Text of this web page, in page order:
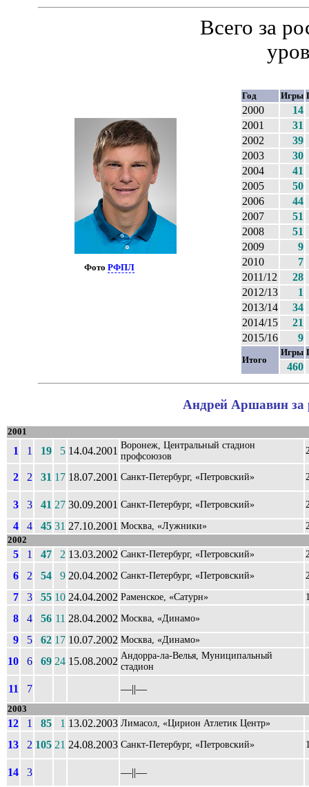
ФотоРФПЛ
Всего за
Год Игры
2000
14
2001
31
2002
39
2003
30
2004
41
2005
50
2006
44
2007
51
2008
51
2009
9
2010
7
2011/12
28
2012/13
1
2013/14
34
2014/15
21
2015/16
9
Итого
Игры
460
Андрей Аршавин за
2001
1 1 19 5 14.04.2001 Воронеж, Центральный стадион
профсоюзов
2 2 31 17 18.07.2001 Санкт-Петербург, «Петровский»
3 3 41 27 30.09.2001 Санкт-Петербург, «Петровский»
4 4 45 31 27.10.2001 Москва, «Лужники»
2002
5 1 47 2 13.03.2002 Санкт-Петербург, «Петровский»
6 2 54 9 20.04.2002 Санкт-Петербург, «Петровский»
7 3 55 10 24.04.2002 Раменское, «Сатурн»
8 4 56 11 28.04.2002 Москва, «Динамо»
9 5 62 17 10.07.2002 Москва, «Динамо»
10 6 69 24 15.08.2002 Андорра-ла-Велья, Муниципальный
стадион
11 7 ––||––
2003
12 1 85 1 13.02.2003 Лимасол, «Цирион Атлетик Центр»
13 2 105 21 24.08.2003 Санкт-Петербург, «Петровский»
14 3
––||––